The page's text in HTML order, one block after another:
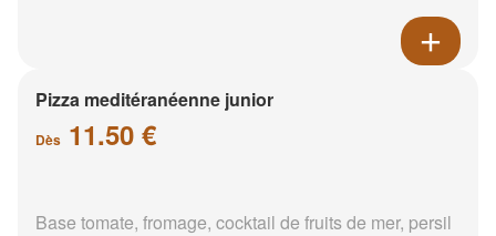
Pizza meditéranéenne junior
Dès 11.50 €
Base tomate, fromage, cocktail de fruits de mer, persil